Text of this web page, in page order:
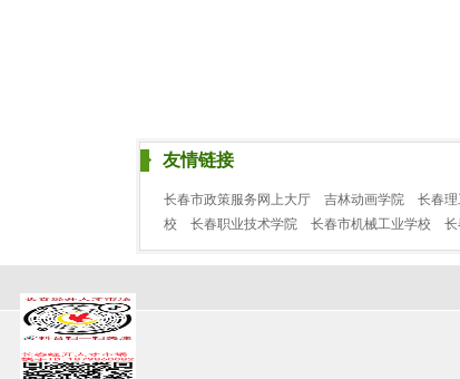
友情链接
长春市政策服务网上大厅 吉林动画学院 长春
校
长春职业技术学院 长春市机械工业学校 长